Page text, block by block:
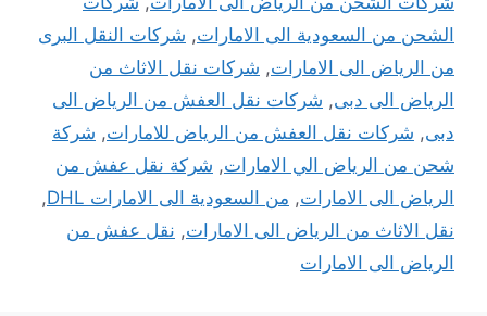
الشحن من السعودية الى الامارات, شركات النقل البرى
من الرياض الى الامارات, شركات نقل الاثاث من
الرياض الى دبى, شركات نقل العفش من الرياض الى
دبى, شركات نقل العفش من الرياض للامارات, شركة
شحن من الرياض الي الامارات, شركة نقل عفش من
الرياض الى الامارات, من السعودية الى الامارات DHL
,
نقل الاثاث من الرياض الى الامارات, نقل عفش من
الرياض الى الامارات